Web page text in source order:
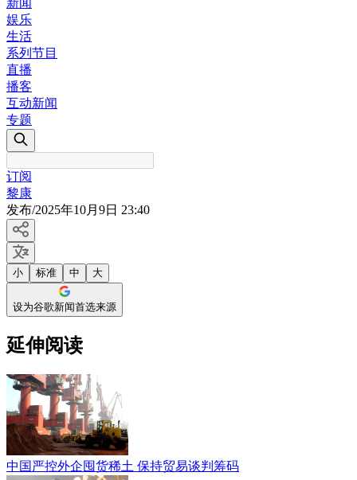
新闻
娱乐
生活
系列节目
直播
播客
互动新闻
专题
订阅
黎康
发布/2025年10月9日 23:40
小 标准 中 大
设为谷歌新闻首选来源
延伸阅读
中国严控外企囤货稀土 保持贸易谈判筹码